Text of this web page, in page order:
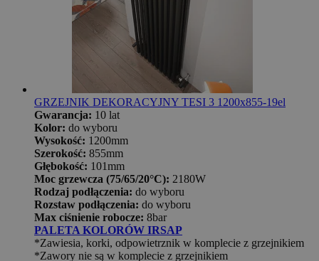
GRZEJNIK DEKORACYJNY TESI 3 1200x855-19el
Gwarancja: 10 lat
Kolor: do wyboru
Wysokość: 1200mm
Szerokość: 855mm
Głębokość: 101mm
Moc grzewcza (75/65/20°C): 2180W
Rodzaj podłączenia: do wyboru
Rozstaw podłączenia: do wyboru
Max ciśnienie robocze: 8bar
PALETA KOLORÓW IRSAP
*Zawiesia, korki, odpowietrznik w komplecie z grzejnikiem
*Zawory nie są w komplecie z grzejnikiem